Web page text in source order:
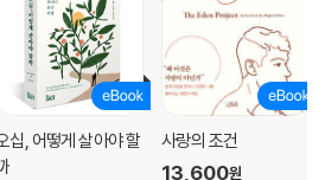
십, 어떻게 살아야 할
사랑의 조건
13,600원